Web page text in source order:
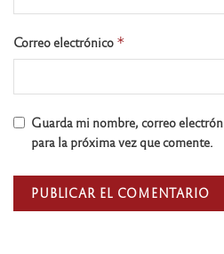
Correo electrónico *
Guarda mi nombre, correo
para la próxima vez que comente.